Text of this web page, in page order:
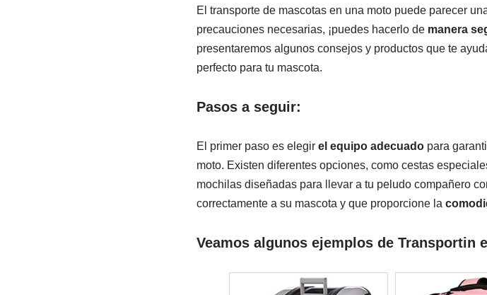
El transporte de mascotas en una moto puede parecer
precauciones necesarias, ¡puedes hacerlo de manera
presentaremos algunos consejos y productos que te
perfecto para tu mascota.
Pasos a seguir:
El primer paso es elegir el equipo adecuado para
moto. Existen diferentes opciones, como cestas
mochilas diseñadas para llevar a tu peludo compañero
correctamente a su mascota y que proporcione la
Veamos algunos ejemplos de Transportin